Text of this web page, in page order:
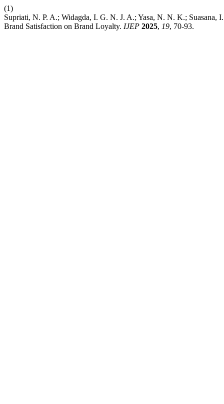
(1)
Supriati, N. P. A.; Widagda, I. G. N. J. A.; Yasa, N. N. K.;
Brand Satisfaction on Brand Loyalty. IJEP 2025, 19, 70-93.